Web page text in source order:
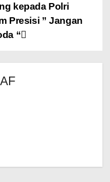
kepada Polri
Presisi ” Jangan
“
AF